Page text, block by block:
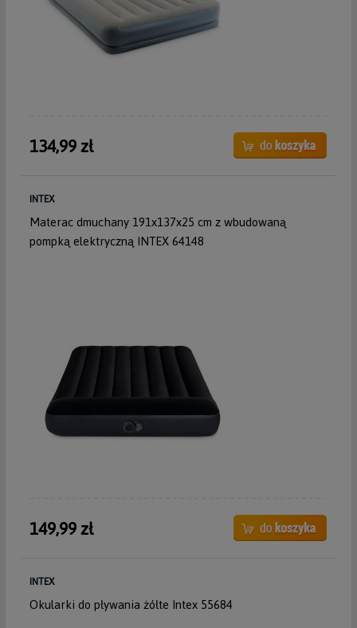
134,99 zł
INTEX
Materac dmuchany 191x137x25 cm z wbudowaną
pompką elektryczną INTEX 64148
149,99 zł
INTEX
Okularki do pływania żółte Intex 55684